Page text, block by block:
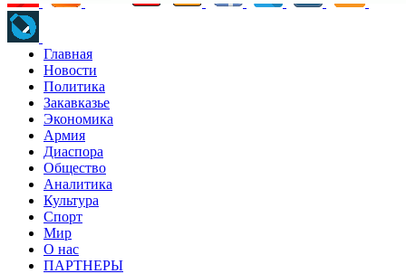
Главная
Новости
Политика
Закавказье
Экономика
Армия
Диаспора
Общество
Аналитика
Культура
Спорт
Мир
О нас
ПАРТНЕРЫ